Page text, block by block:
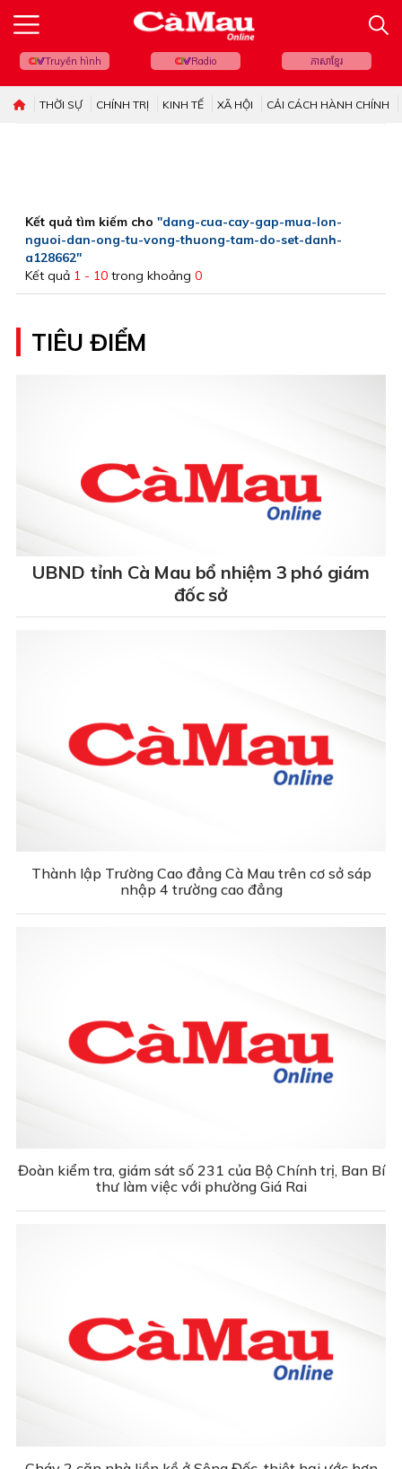
Truyền hình Radio ភាសាខ្មែរ
THỜI SỰ CHÍNH TRỊ KINH TẾ XÃ HỘI CẢI CÁCH HÀNH CHÍNH
Kết quả tìm kiếm cho "dang-cua-cay-gap-mua-lon-
nguoi-dan-ong-tu-vong-thuong-tam-do-set-danh-
a128662"
Kết quả 1 - 10 trong khoảng 0
TIÊU ĐIỂM
UBND tỉnh Cà Mau bổ nhiệm 3 phó giám
đốc sở
Thành lập Trường Cao đẳng Cà Mau trên cơ sở sáp
nhập 4 trường cao đẳng
Đoàn kiểm tra, giám sát số 231 của Bộ Chính trị, Ban Bí
thư làm việc với phường Giá Rai